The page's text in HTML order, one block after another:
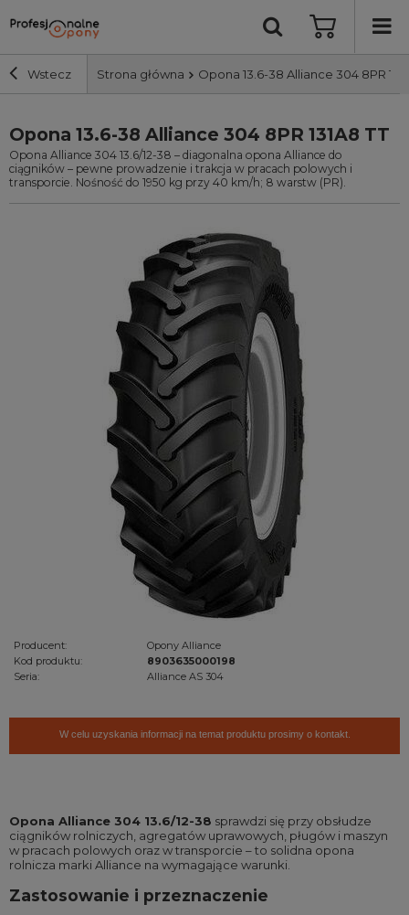
Wstecz Strona główna Opona 13.6-38 Alliance 304 8PR
Szerokość i profil
Średnica
Wyszukaj
Opona 13.6-38 Alliance 304 8PR 131A8 TT
Opona Alliance 304 13.6/12-38 – diagonalna opona Alliance do
ciągników – pewne prowadzenie i trakcja w pracach polowych i
transporcie. Nośność do 1950 kg przy 40 km/h; 8 warstw (PR).
Producent:
Opony Alliance
Kod produktu:
8903635000198
Seria:
Alliance AS 304
W celu uzyskania informacji na temat produktu prosimy o kontakt.
Opona Alliance 304 13.6/12-38 sprawdzi się przy obsłudze
ciągników rolniczych, agregatów uprawowych, pługów i maszyn
w pracach polowych oraz w transporcie – to solidna opona
rolnicza marki Alliance na wymagające warunki.
Zastosowanie i przeznaczenie